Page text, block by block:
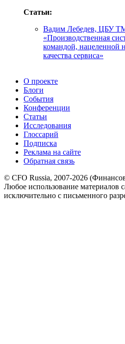
Статьи:
Вадим Лебедев, ЦБУ
«Производственная
командой, нацеленной
качества сервиса»
О проекте
Блоги
События
Конференции
Статьи
Исследования
Глоссарий
Подписка
Реклама на сайте
Обратная связь
© CFO Russia, 2007-2026
Любое использование материалов
исключительно с письменного